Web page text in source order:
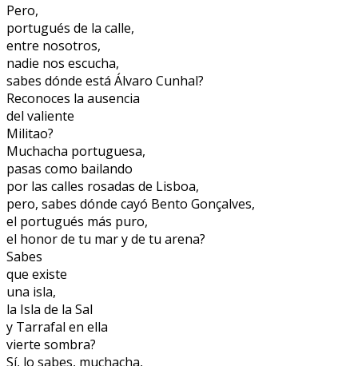
Pero,
portugués de la calle,
entre nosotros,
nadie nos escucha,
sabes dónde está Álvaro Cunhal?
Reconoces la ausencia
del valiente
Militao?
Muchacha portuguesa,
pasas como bailando
por las calles rosadas de Lisboa,
pero, sabes dónde cayó Bento Gonçalves,
el portugués más puro,
el honor de tu mar y de tu arena?
Sabes
que existe
una isla,
la Isla de la Sal
y Tarrafal en ella
vierte sombra?
Sí, lo sabes, muchacha,